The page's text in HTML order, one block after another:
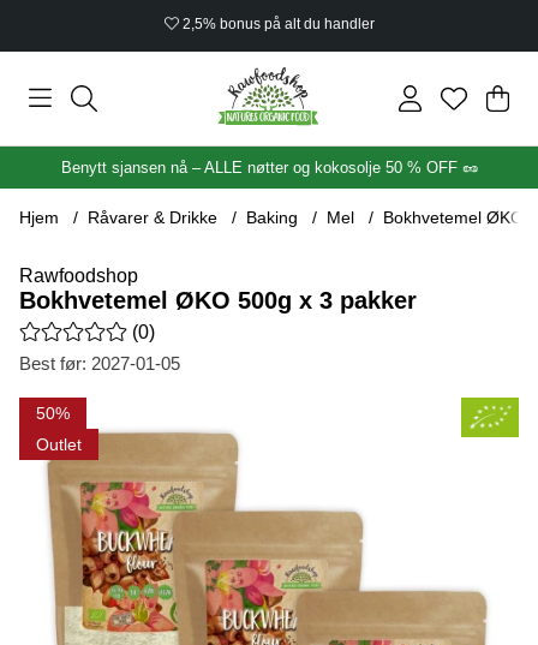
2,5% bonus på alt du handler
.
Benytt sjansen nå – ALLE nøtter og kokosolje 50 % OFF 🥜
Hjem Råvarer & Drikke Baking Mel Bokhvetemel ØKO
Rawfoodshop
Bokhvetemel ØKO 500g x 3 pakker
Gjennomsnittlig rangering 0 av 5 Antall vurderinger 0
(0)
Best før: 2027-01-05
50
Outlet
Produktbilder Bokhvetemel ØKO 500g x 3 pakker